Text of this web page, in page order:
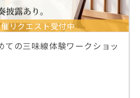
リクエスト受付中
ての三味線体験ワークショッ